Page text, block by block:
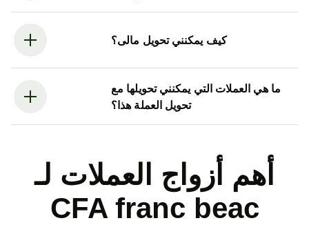
كيف يمكنني تحويل مالى؟
ما هي العملات التي يمكنني تحويلها مع
تحويل العملة هذا؟
أهم أزواج العملات لـ
CFA franc beac